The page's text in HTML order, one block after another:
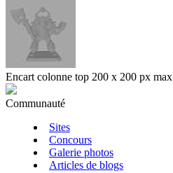
Encart colonne top 200 x 200 px max
Communauté
Sites
Concours
Galerie photos
Articles de blogs